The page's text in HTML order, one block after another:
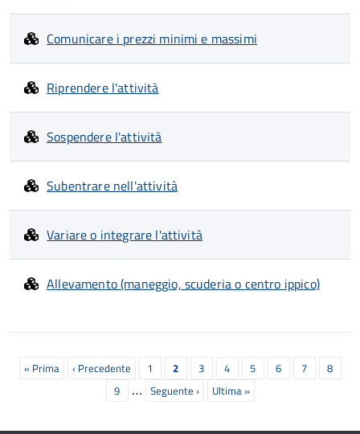
Comunicare i prezzi minimi e massimi
Riprendere l'attività
Sospendere l'attività
Subentrare nell'attività
Variare o integrare l'attività
Allevamento (maneggio, scuderia o centro ippico)
Paginazione
Prima
« Prima
Pagina
precedente
‹ Precedente Pagina
1
Pagina
attuale
2 Pagina
3 Pagina
4 Pagina
5 Pagina
6 Pagina
7 Pagina
8
Pagina
9 … Prossima
Seguente ›
Ultima
Ultima »